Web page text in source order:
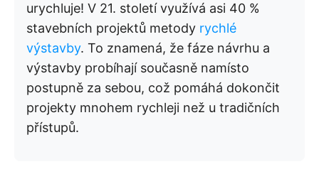
urychluje! V 21. století využívá asi 40 %
stavebních projektů metody rychlé
výstavby. To znamená, že fáze návrhu a
výstavby probíhají současně namísto
postupně za sebou, což pomáhá dokončit
projekty mnohem rychleji než u tradičních
přístupů.